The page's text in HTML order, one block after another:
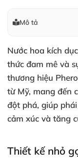
Mô tả
Nước hoa kích
thức đam mê và
thương hiệu
từ Mỹ, mang đến
đột phá, giúp
cảm xúc và tăng
Thiết kế nhỏ